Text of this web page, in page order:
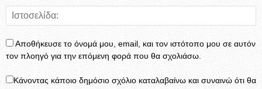
Αποθήκευσε το όνομά μου, email, και τον ιστότοπο μου σε αυτόν
τον πλοηγό για την επόμενη φορά που θα σχολιάσω.
Κάνοντας κάποιο δημόσιο σχόλιο καταλαβαίνω και συναινώ ότι θα